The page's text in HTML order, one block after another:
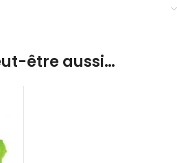
être aussi…